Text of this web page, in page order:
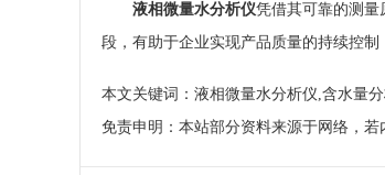
液相微量水分析仪凭借其可靠的测量
段，有助于企业实现产品质量的持续控制
本文关键词：液相微量水分析仪,含水量
免责申明：本站部分资料来源于网络，